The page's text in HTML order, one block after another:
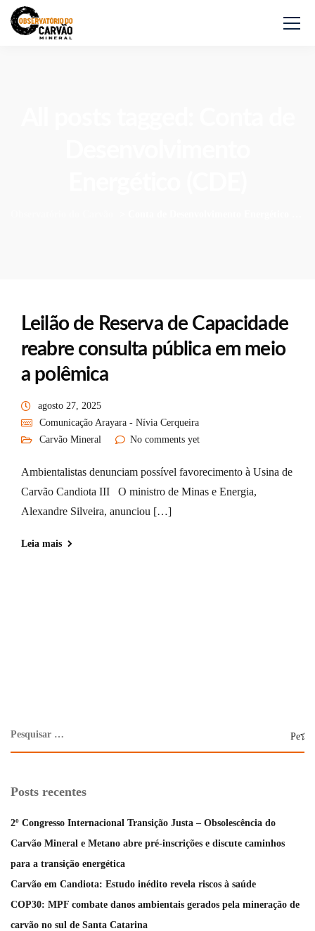
Leilão de Reserva de Capacidade
reabre consulta pública em meio
a polêmica
agosto 27, 2025
Comunicação Arayara - Nívia Cerqueira
Carvão Mineral
No comments yet
Ambientalistas denunciam possível favorecimento à Usina de
Carvão Candiota III O ministro de Minas e Energia,
Alexandre Silveira, anunciou […]
Leia mais
Posts recentes
2º Congresso Internacional Transição Justa – Obsolescência do
Carvão Mineral e Metano abre pré-inscrições e discute caminhos
para a transição energética
Carvão em Candiota: Estudo inédito revela riscos à saúde
COP30: MPF combate danos ambientais gerados pela mineração de
carvão no sul de Santa Catarina